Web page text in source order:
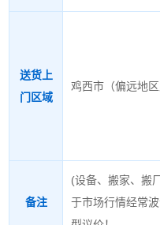
送货上
门区域
鸡西市（偏远地区
备注
(设备、搬家、搬
于市场行情经常